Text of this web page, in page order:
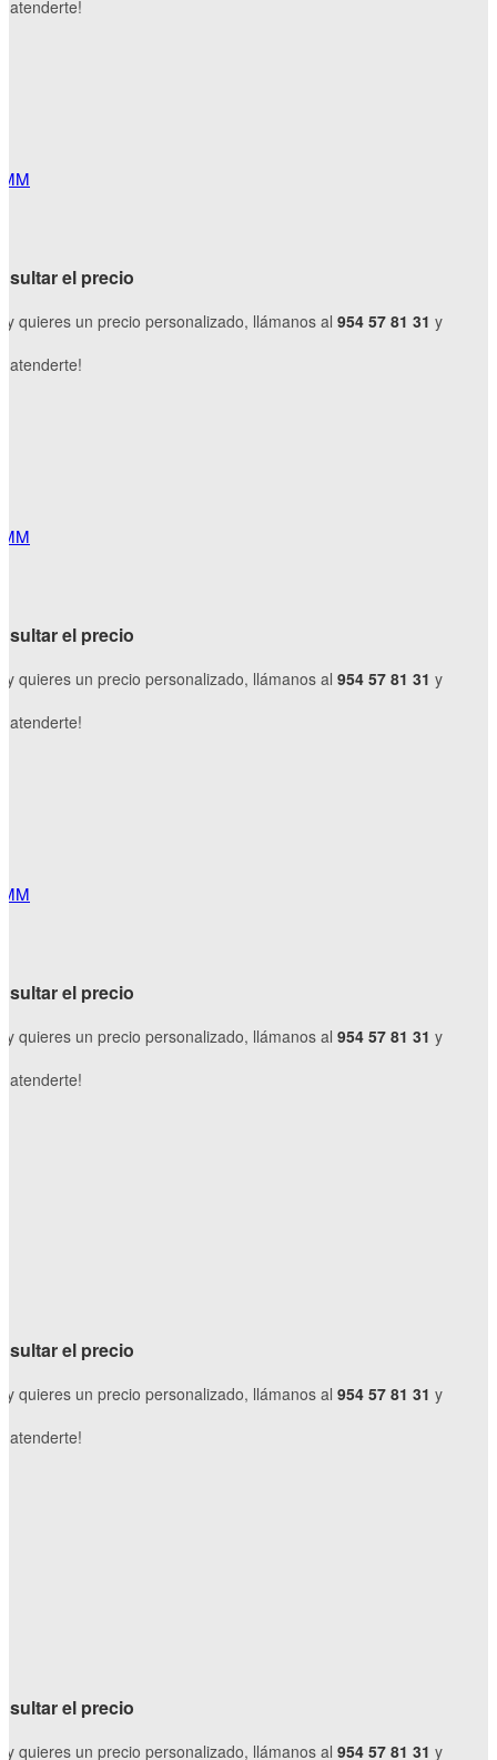
atenderte!
el precio
y quieres un precio personalizado, llámanos al 954 57 81 31 y
atenderte!
el precio
y quieres un precio personalizado, llámanos al 954 57 81 31 y
atenderte!
el precio
y quieres un precio personalizado, llámanos al 954 57 81 31 y
atenderte!
el precio
y quieres un precio personalizado, llámanos al 954 57 81 31 y
atenderte!
el precio
y quieres un precio personalizado, llámanos al 954 57 81 31 y